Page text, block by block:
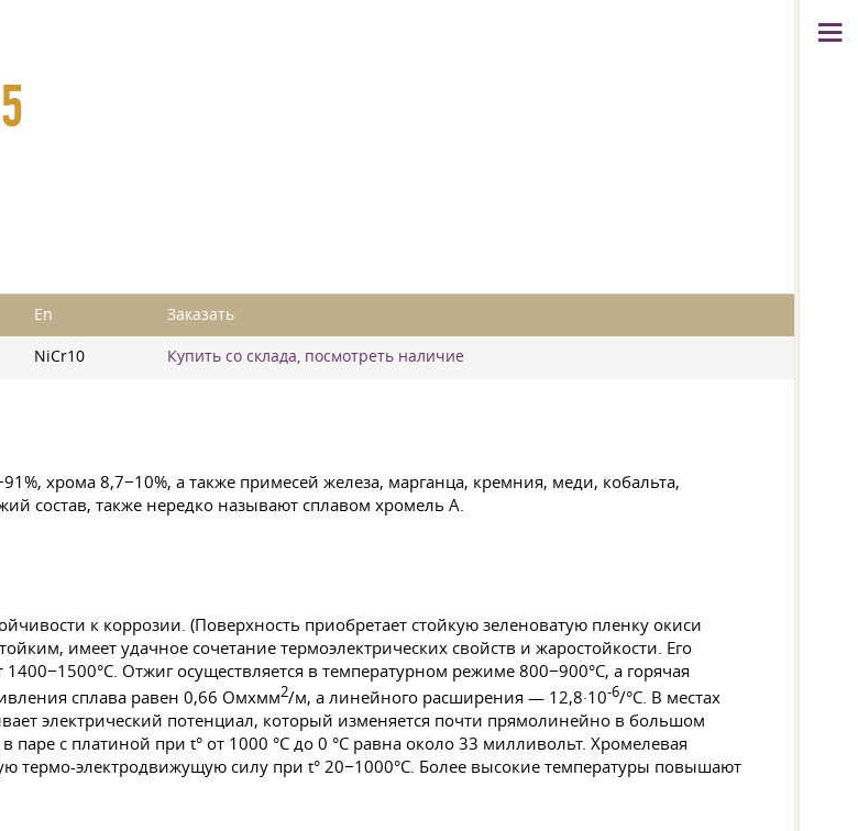
En Заказать
NiCr10 Купить со склада, посмотреть наличие
хрома 8,7−10%, а также примесей железа, марганца, кремния, меди, кобальта,
состав, также нередко называют сплавом хромель А.
к коррозии. (Поверхность приобретает стойкую зеленоватую пленку окиси
имеет удачное сочетание термоэлектрических свойств и жаростойкости. Его
Отжиг осуществляется в температурном режиме 800−900°C, а горячая
сплава равен 0,66 Омxмм2/м, а линейного расширения — 12,8·10-6/°C. В местах
электрический потенциал, который изменяется почти прямолинейно в большом
с платиной при t° от 1000 °C до 0 °C равна около 33 милливольт. Хромелевая
термо-электродвижущую силу при t° 20−1000°C. Более высокие температуры повышают